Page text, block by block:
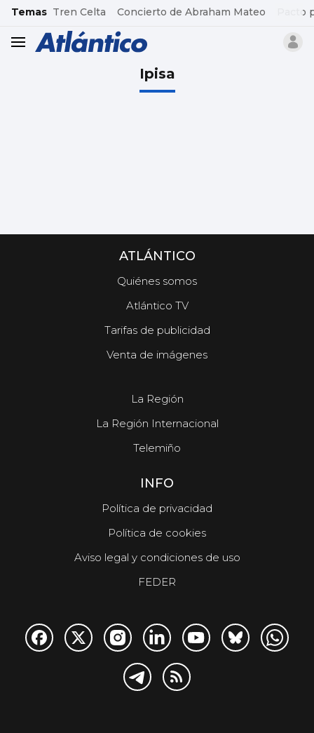
common.go-to-content
Temas Tren Celta Concierto de Abraham Mateo Pacto
header.menu.open
Ipisa
ATLÁNTICO
Quiénes somos
Atlántico TV
Tarifas de publicidad
Venta de imágenes
La Región
La Región Internacional
Telemiño
INFO
Política de privacidad
Política de cookies
Aviso legal y condiciones de uso
FEDER